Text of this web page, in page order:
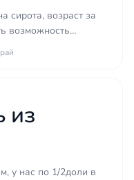
жилищном
Следующий
о
мне
сирота, возраст за
возможность
в общежитии
из
у нас по 1/2доли в